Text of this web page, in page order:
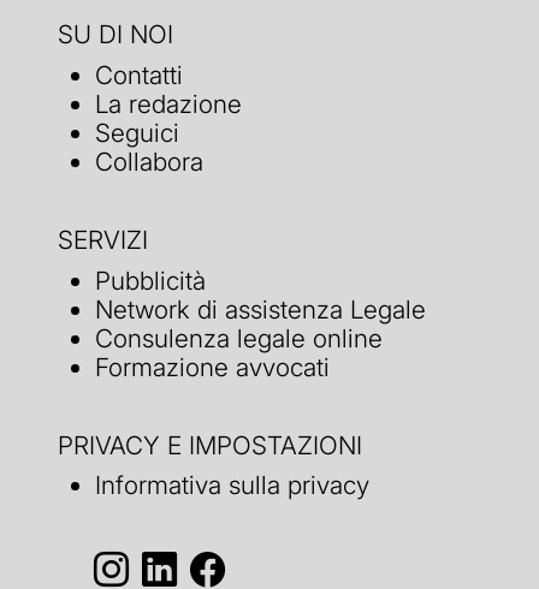
SU DI NOI
Contatti
La redazione
Seguici
Collabora
SERVIZI
Pubblicità
Network di assistenza Legale
Consulenza legale online
Formazione avvocati
PRIVACY E IMPOSTAZIONI
Informativa sulla privacy